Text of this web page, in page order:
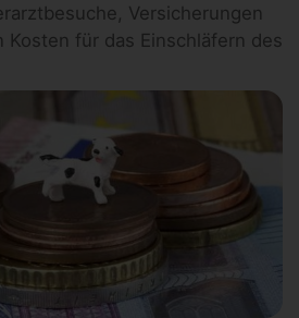
Versicherungen
Kosten für das Einschläfern des